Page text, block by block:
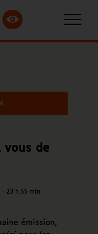
vous de
- 23 h 55 min
émission,